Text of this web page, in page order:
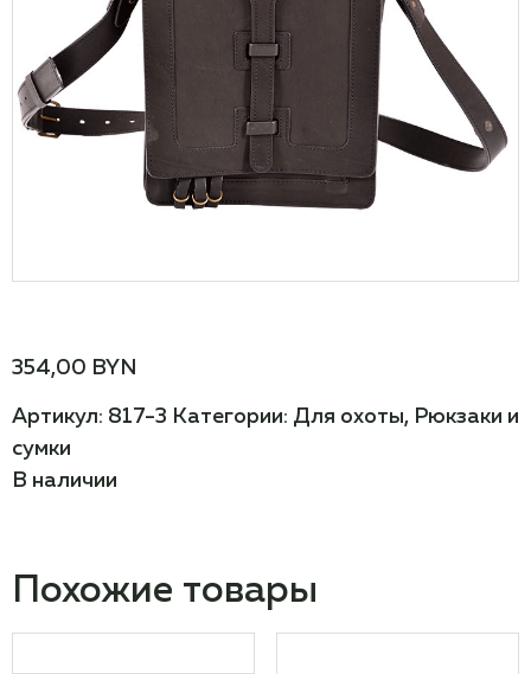
354,00 BYN
Артикул: 817-3 Категории: Для охоты, Рюкзаки и
сумки
В наличии
Похожие товары